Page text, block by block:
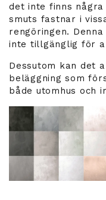
det inte finns
smuts fastnar i
rengöringen.
inte tillgänglig för
Dessutom kan det
beläggning som
både utomhus och